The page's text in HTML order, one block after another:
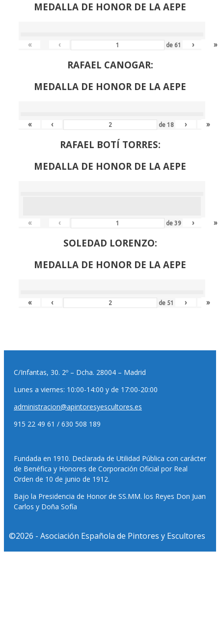
MEDALLA DE HONOR DE LA AEPE
« ‹ de 61 › »
RAFAEL CANOGAR:
MEDALLA DE HONOR DE LA AEPE
« ‹ de18 › »
RAFAEL BOTÍ TORRES:
MEDALLA DE HONOR DE LA AEPE
« ‹ de39 › »
SOLEDAD LORENZO:
MEDALLA DE HONOR DE LA AEPE
« ‹ de 51 › »
C/Infantas, 30. 2º – Dcha. 28004 – Madrid
Lunes a viernes: 10:00-14:00 y de 17:00-20:00
administracion@apintoresyescultores.es
915 22 49 61 / 630 508 189
Fundada en 1910. Declarada de Utilidad Pública con carácter
de Benéfica y Honores de Corporación Oficial por Real
Orden de 10 de junio de 1912.
Bajo la Presidencia de Honor de SS.MM. los Reyes Don Juan
Carlos y Doña Sofía
©2026 - Asociación Española de Pintores y Escultores